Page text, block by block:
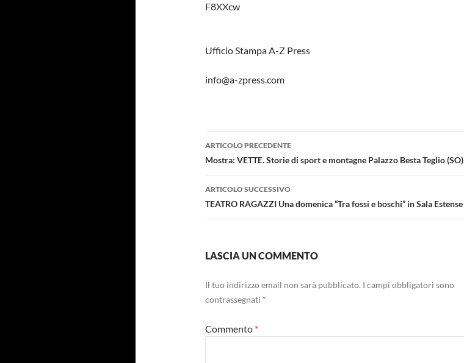
F8XXcw
Ufficio Stampa A-Z Press
info@a-zpress.com
Navigazione
articolo
ARTICOLO PRECEDENTE
Mostra: VETTE. Storie di sport e montagne Palazzo Besta Teglio (SO)
ARTICOLO SUCCESSIVO
TEATRO RAGAZZI Una domenica “Tra fossi e boschi” in Sala Estense
LASCIA UN COMMENTO
Il tuo indirizzo email non sarà pubblicato. I campi obbligatori sono
contrassegnati *
Commento *